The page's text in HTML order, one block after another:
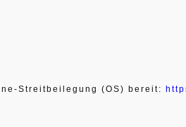
Streitbeilegung (OS) bereit: